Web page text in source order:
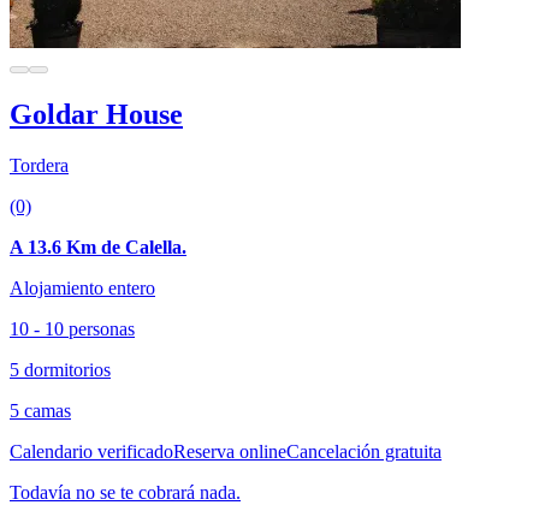
Goldar House
Tordera
(0)
A 13.6 Km de Calella.
Alojamiento entero
10 - 10 personas
5 dormitorios
5 camas
Calendario verificadoReserva onlineCancelación gratuita
Todavía no se te cobrará nada.